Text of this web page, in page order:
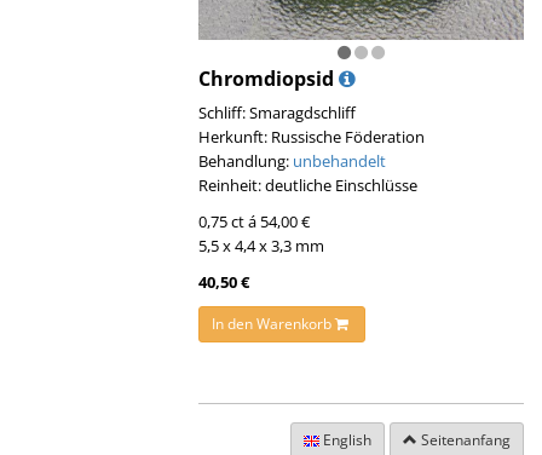
Chromdiopsid
Schliff: Smaragdschliff
Herkunft: Russische Föderation
Behandlung: unbehandelt
Reinheit: deutliche Einschlüsse
0,75 ct á 54,00 €
5,5 x 4,4 x 3,3 mm
40,50 €
In den Warenkorb
English Seitenanfang